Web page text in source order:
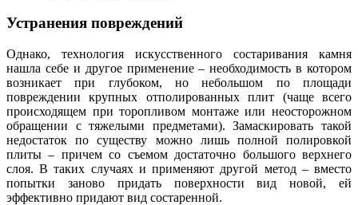
Устранения повреждений
Однако, технология искусственного состаривания камня
нашла себе и другое применение – необходимость в котором
возникает при глубоком, но небольшом по площади
повреждении крупных отполированных плит (чаще всего
происходящем при торопливом монтаже или неосторожном
обращении с тяжелыми предметами). Замаскировать такой
недостаток по существу можно лишь полной полировкой
плиты – причем со съемом достаточно большого верхнего
слоя. В таких случаях и применяют другой метод – вместо
попытки заново придать поверхности вид новой, ей
эффективно придают вид состаренной.